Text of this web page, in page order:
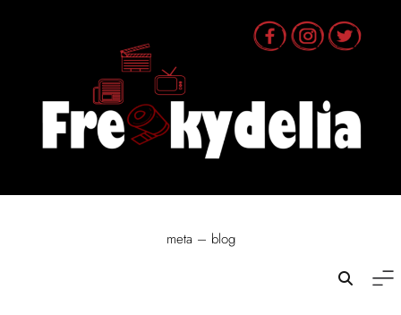
meta – blog